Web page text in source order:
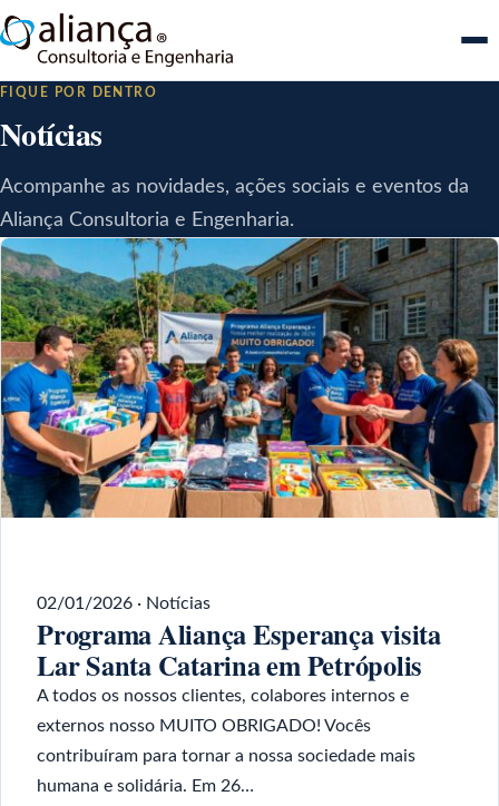
FIQUE POR DENTRO
Notícias
Acompanhe as novidades, ações sociais e eventos da
Aliança Consultoria e Engenharia.
02/01/2026 · Notícias
Programa Aliança Esperança visita
Lar Santa Catarina em Petrópolis
A todos os nossos clientes, colabores internos e
externos nosso MUITO OBRIGADO! Vocês
contribuíram para tornar a nossa sociedade mais
humana e solidária. Em 26…